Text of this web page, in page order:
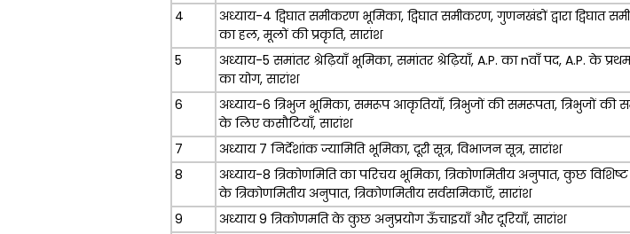
4
अध्याय-4 द्विघात समीकरण भूमिका, द्विघात समीकरण, गुणनखंडों द्वारा द्विघात
का हल, मूलों की प्रकृति, सारांश
5
अध्याय-5 समांतर श्रेढ़ियाँ भूमिका, समांतर श्रेढ़ियाँ, A.P. का nवाँ पद, A.P. के
का योग, सारांश
6
अध्याय-6 त्रिभुज भूमिका, समरूप आकृतियाँ, त्रिभुजों की समरूपता, त्रिभुजों की
के लिए कसौटियाँ, सारांश
7 अध्याय 7 निर्देशांक ज्यामिति भूमिका, दूरी सूत्र, विभाजन सूत्र, सारांश
8
अध्याय-8 त्रिकोणमिति का परिचय भूमिका, त्रिकोणमितीय अनुपात, कुछ
के त्रिकोणमितीय अनुपात, त्रिकोणमितीय सर्वसमिकाएँ, सारांश
9 अध्याय 9 त्रिकोणमति के कुछ अनुप्रयोग ऊँचाइयाँ और दूरियाँ, सारांश